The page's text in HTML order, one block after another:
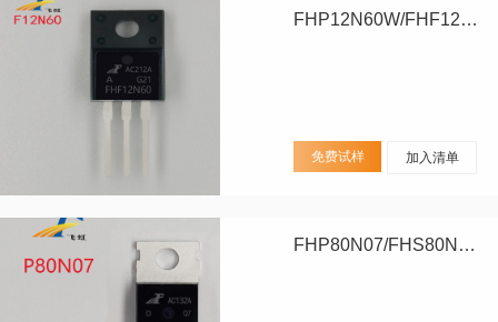
FHP12N60W/FHF12N60W
免费试样 加入清单
FHP80N07/FHS80N07/FHD80N07